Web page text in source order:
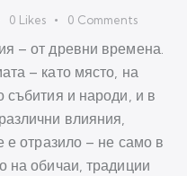
0 Likes 0 Comments
– от древни времена.
– като място, на
събития и народи, и в
влияния,
е отразило – не само в
на обичаи, традиции